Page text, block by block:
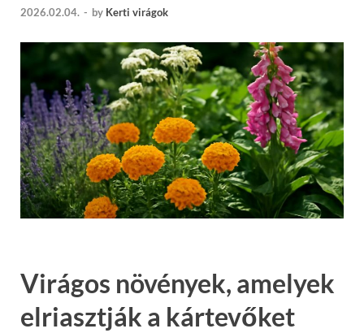
2026.02.04. - by Kerti virágok
Virágos növények, amelyek
elriasztják a kártevőket